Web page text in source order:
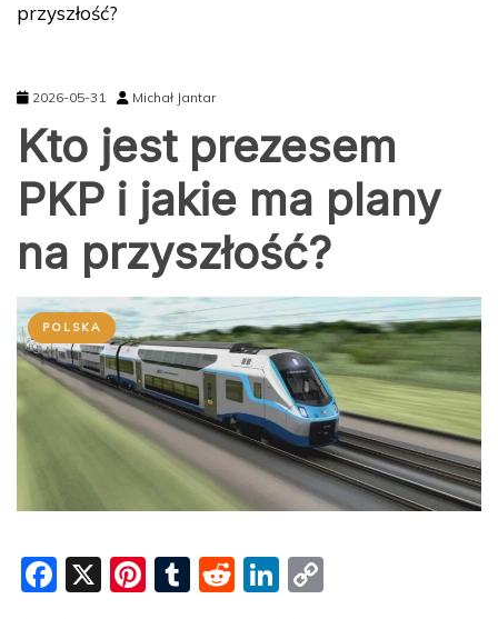
przyszłość?
2026-05-31 Michał Jantar
Kto jest prezesem
PKP i jakie ma plany
na przyszłość?
POLSKA
F
X
Pi T
R
Li